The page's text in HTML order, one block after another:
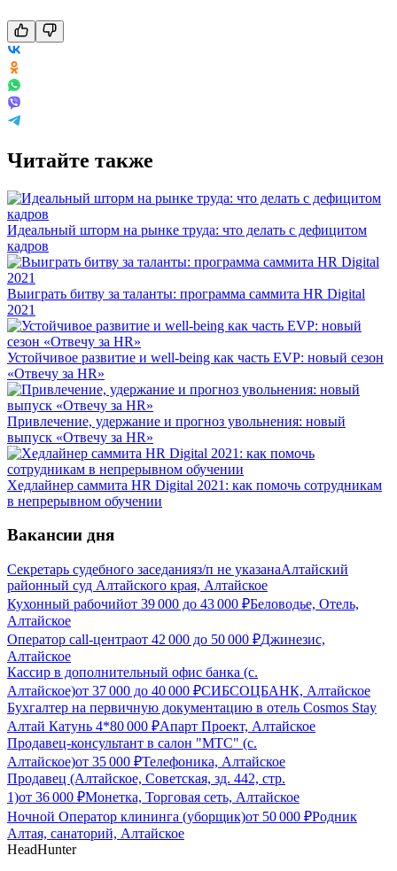
Читайте также
Идеальный шторм на рынке труда: что делать с дефицитом
кадров
Выиграть битву за таланты: программа саммита HR Digital
2021
Устойчивое развитие и well-being как часть EVP: новый сезон
«Отвечу за HR»
Привлечение, удержание и прогноз увольнения: новый
выпуск «Отвечу за HR»
Хедлайнер саммита HR Digital 2021: как помочь сотрудникам
в непрерывном обучении
Вакансии дня
Секретарь судебного заседанияз/п не указанаАлтайский
районный суд Алтайского края, Алтайское
Кухонный рабочийот 39 000 до 43 000 ₽Беловодье, Отель,
Алтайское
Оператор call-центраот 42 000 до 50 000 ₽Джинезис,
Алтайское
Кассир в дополнительный офис банка (с.
Алтайское)от 37 000 до 40 000 ₽СИБСОЦБАНК, Алтайское
Бухгалтер на первичную документацию в отель Cosmos Stay
Алтай Катунь 4*80 000 ₽Апарт Проект, Алтайское
Продавец-консультант в салон "МТС" (с.
Алтайское)от 35 000 ₽Телефоника, Алтайское
Продавец (Алтайское, Советская, зд. 442, стр.
1)от 36 000 ₽Монетка, Торговая сеть, Алтайское
Ночной Оператор клининга (уборщик)от 50 000 ₽Родник
Алтая, санаторий, Алтайское
HeadHunter